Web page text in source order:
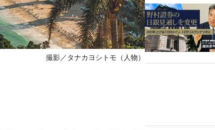
撮影／タナカヨシトモ（人物）